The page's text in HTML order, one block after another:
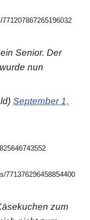
Senior. Der
nun
September 1,
771376296458854400
zum